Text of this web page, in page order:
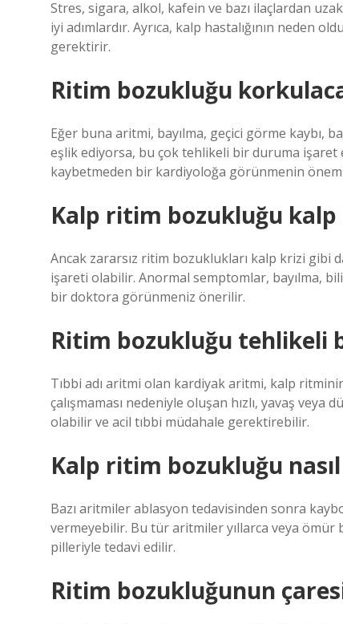
Stres, sigara, alkol, kafein ve bazı ilaçlardan
iyi adımlardır. Ayrıca, kalp hastalığının neden
gerektirir.
Ritim bozukluğu
Eğer buna aritmi, bayılma, geçici görme kaybı,
eşlik ediyorsa, bu çok tehlikeli bir duruma işaret
kaybetmeden bir kardiyoloğa görünmenin
Kalp ritim bozukluğu
Ancak zararsız ritim bozuklukları kalp krizi gibi
işareti olabilir. Anormal semptomlar, bayılma,
bir doktora görünmeniz önerilir.
Ritim bozukluğu tehlikeli
Tıbbi adı aritmi olan kardiyak aritmi, kalp
çalışmaması nedeniyle oluşan hızlı, yavaş veya
olabilir ve acil tıbbi müdahale gerektirebilir.
Kalp ritim bozukluğu
Bazı aritmiler ablasyon tedavisinden sonra
vermeyebilir. Bu tür aritmiler yıllarca veya ömür
pilleriyle tedavi edilir.
Ritim bozukluğunun